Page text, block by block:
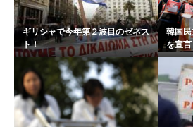
ギリシャで今年第２波目のゼネス
ト！
韓国
を宣言